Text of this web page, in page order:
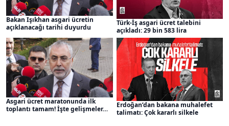
Bakan Işıkhan asgari ücretin
açıklanacağı tarihi duyurdu
Türk-İş asgari ücret talebini
açıkladı: 29 bin 583 lira
Asgari ücret maratonunda ilk
toplantı tamam! İşte gelişmeler…
Erdoğan’dan bakana muhalefet
talimatı: Çok kararlı silkele